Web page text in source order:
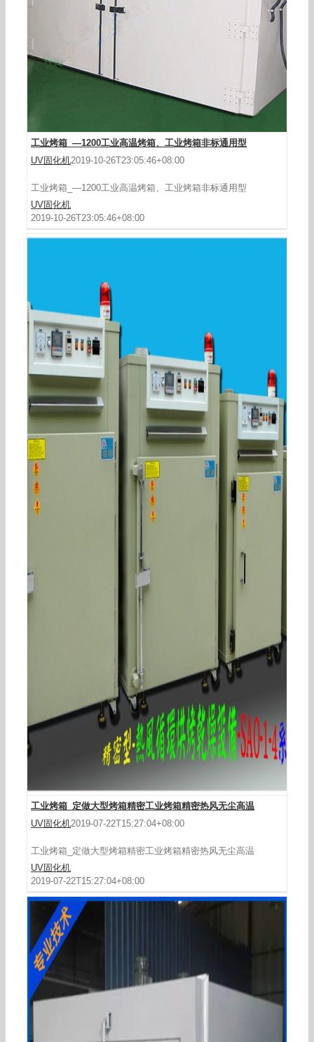
工业烤箱_—1200工业高温烤箱、工业烤箱非标通用型
UV固化机2019-10-26T23:05:46+08:00
工业烤箱_—1200工业高温烤箱、工业烤箱非标通用型
UV固化机
2019-10-26T23:05:46+08:00
工业烤箱_定做大型烤箱精密工业烤箱精密热风无尘高温
UV固化机2019-07-22T15:27:04+08:00
工业烤箱_定做大型烤箱精密工业烤箱精密热风无尘高温
UV固化机
2019-07-22T15:27:04+08:00
工业烤箱_大型工业烤箱可定制立式电热恒温欢迎